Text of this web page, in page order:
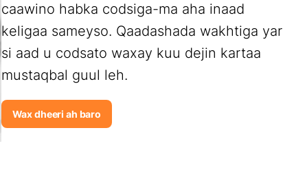
caawino habka codsiga-ma aha inaad
keligaa sameyso. Qaadashada wakhtiga yar
si aad u codsato waxay kuu dejin kartaa
mustaqbal guul leh.
Wax dheeri ah baro